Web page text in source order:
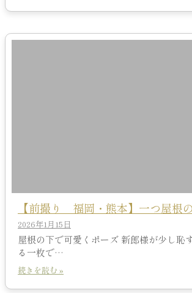
【前撮り 福岡・熊本】一つ屋根
2026年1月15日
屋根の下で可愛くポーズ 新郎様が少し恥
る一枚で…
続きを読む »